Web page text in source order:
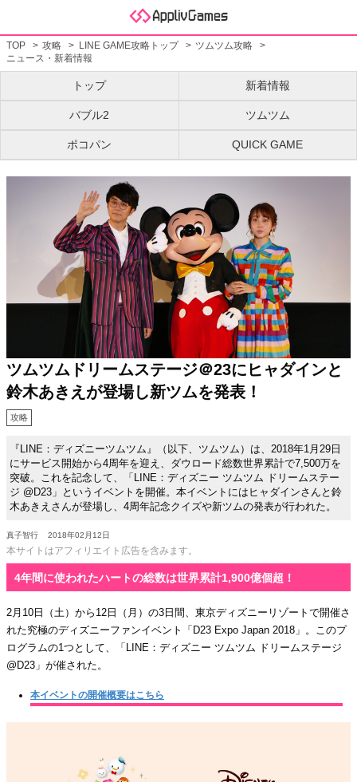
TOP 攻略 LINE GAME攻略トップ
ツムツム攻略
ニュース・新着情報
トップ 新着情報
バブル2 ツムツム
ポコパン QUICK GAME
ツムツムドリームステージ＠23にヒャダインと
鈴木あきえが登場し新ツムを発表！
攻略
『LINE：ディズニーツムツム』（以下、ツムツム）は、2018年1月29日
にサービス開始から4周年を迎え、ダウロード総数世界累計で7,500万を
突破。これを記念して、「LINE：ディズニー ツムツム ドリームステー
ジ @D23」というイベントを開催。本イベントにはヒャダインさんと鈴
木あきえさんが登場し、4周年記念クイズや新ツムの発表が行われた。
真子智行 2018年02月12日
本サイトはアフィリエイト広告を含みます。
4年間に使われたハートの総数は世界累計1,900億個超！
2月10日（土）から12日（月）の3日間、東京ディズニーリゾートで開催さ
れた究極のディズニーファンイベント「D23 Expo Japan 2018」。このプ
ログラムの1つとして、「LINE：ディズニー ツムツム ドリームステージ
@D23」が催された。
本イベントの開催概要はこちら